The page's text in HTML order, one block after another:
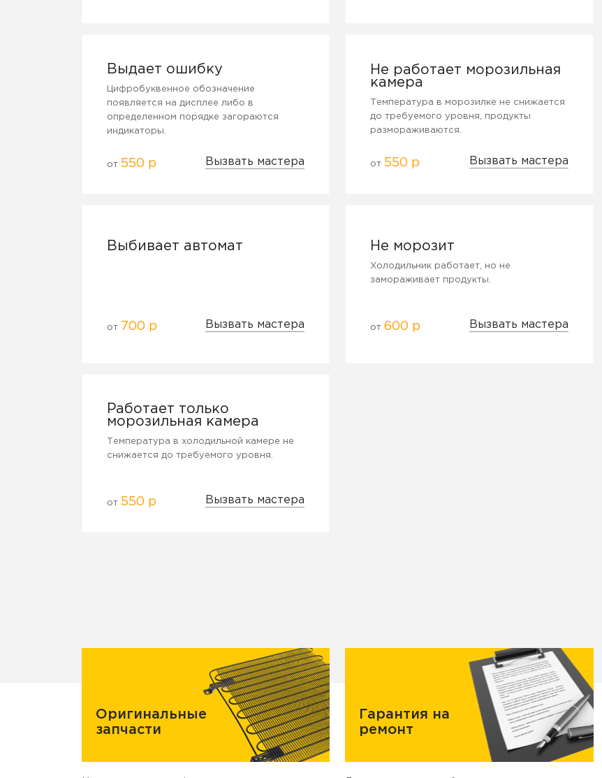
Выдает ошибку
Цифробуквенное обозначение
появляется на дисплее либо в
определенном порядке загораются
индикаторы.
от 550 р Вызвать мастера
Не работает морозильная
камера
Температура в морозилке не снижается
до требуемого уровня, продукты
размораживаются.
от 550 р Вызвать мастера
Выбивает автомат
от 700 р Вызвать мастера
Не морозит
Холодильник работает, но не
замораживает продукты.
от600 р Вызвать мастера
Работает только
морозильная камера
Температура в холодильной камере не
снижается до требуемого уровня.
от 550 р Вызвать мастера
Оригинальные
запчасти
Гарантия на
ремонт